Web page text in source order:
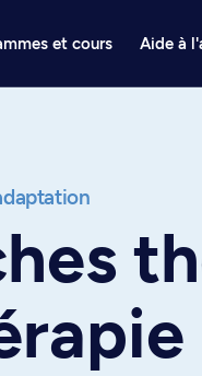
et cours Aide à